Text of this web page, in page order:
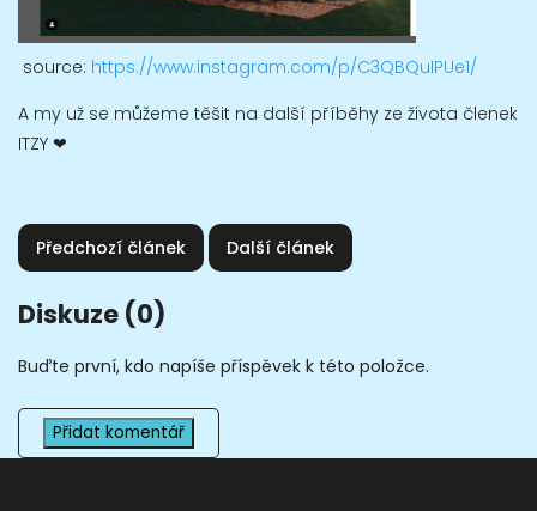
source: https://www.instagram.com/p/C3QBQuIPUe1/
A my už se můžeme těšit na další příběhy ze života členek
ITZY ❤
Předchozí článek Další článek
Diskuze (0)
Buďte první, kdo napíše příspěvek k této položce.
Přidat komentář